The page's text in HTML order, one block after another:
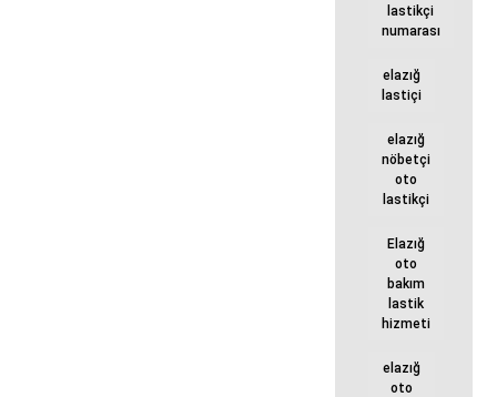
lastikçi
numarası
elazığ
lastiçi
elazığ
nöbetçi
oto
lastikçi
Elazığ
oto
bakım
lastik
hizmeti
elazığ
oto